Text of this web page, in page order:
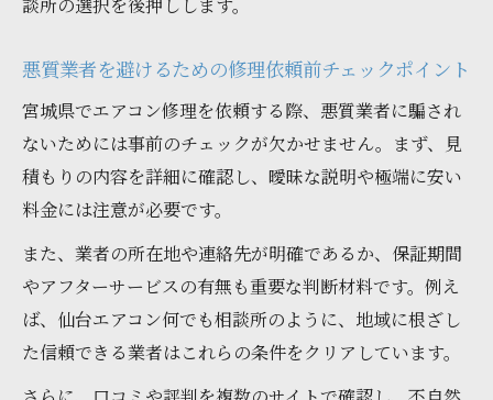
要性
実際のトラブル事例から学ぶ対策ポイント
仙台エアコン何でも相談所の安心サポート
体制
悪質業者を避けるための修理依頼前チェックポイント
宮城県でエアコン修理を依頼する際、悪質業者に騙され
ないためには事前のチェックが欠かせません。まず、見
積もりの内容を詳細に確認し、曖昧な説明や極端に安い
料金には注意が必要です。
また、業者の所在地や連絡先が明確であるか、保証期間
やアフターサービスの有無も重要な判断材料です。例え
ば、仙台エアコン何でも相談所のように、地域に根ざし
た信頼できる業者はこれらの条件をクリアしています。